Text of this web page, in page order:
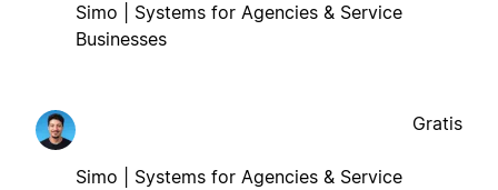
Simo | Systems for Agencies & Service
Businesses
Simo | Systems for Agencies & Service
Gratis